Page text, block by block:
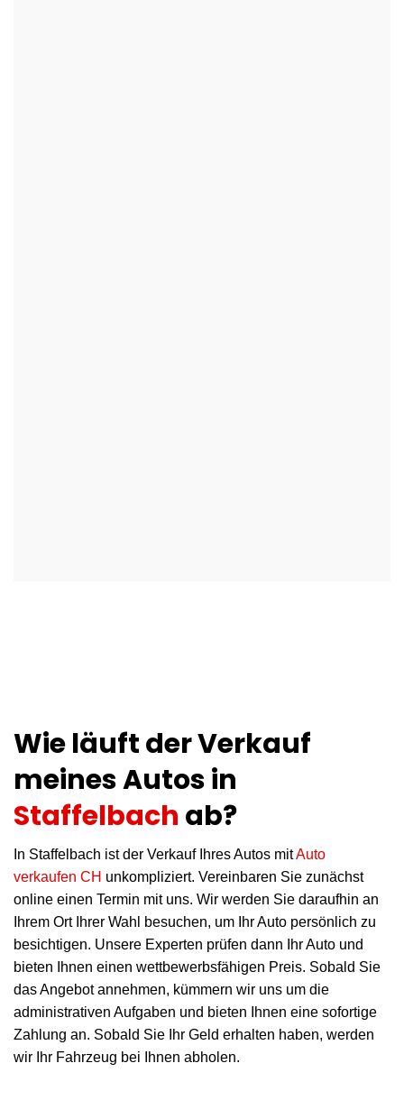
Wie läuft der Verkauf
meines Autos in
Staffelbach ab?
In Staffelbach ist der Verkauf Ihres Autos mitAuto
verkaufen CH unkompliziert. Vereinbaren Sie zunächst
online einen Termin mit uns. Wir werden Sie daraufhin an
Ihrem Ort Ihrer Wahl besuchen, um Ihr Auto persönlich zu
besichtigen. Unsere Experten prüfen dann Ihr Auto und
bieten Ihnen einen wettbewerbsfähigen Preis. Sobald Sie
das Angebot annehmen, kümmern wir uns um die
administrativen Aufgaben und bieten Ihnen eine sofortige
Zahlung an. Sobald Sie Ihr Geld erhalten haben, werden
wir Ihr Fahrzeug bei Ihnen abholen.